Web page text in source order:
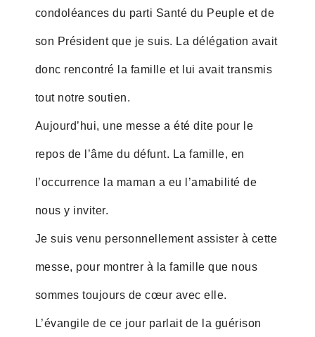
condoléances du parti Santé du Peuple et de
son Président que je suis. La délégation avait
donc rencontré la famille et lui avait transmis
tout notre soutien.
Aujourd’hui, une messe a été dite pour le
repos de l’âme du défunt. La famille, en
l’occurrence la maman a eu l’amabilité de
nous y inviter.
Je suis venu personnellement assister à cette
messe, pour montrer à la famille que nous
sommes toujours de cœur avec elle.
L’évangile de ce jour parlait de la guérison